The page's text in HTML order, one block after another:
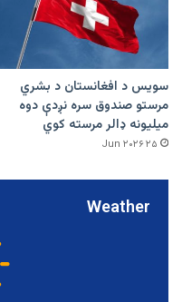
سویس د افغانستان د بشري
مرستو صندوق سره نږدې دوه
میلیونه ډالر مرسته کوي
۲۵ Jun ۲۰۲۶
Weather